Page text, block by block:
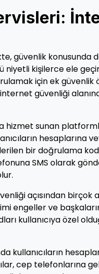
güvenlik konusunda
niyetli kişilerce ele
için ek
güvenliği
hizmet sunan
hesaplarına
bir doğrulama
SMS olarak
açısından birçok
engeller ve
kullanıcıya özel
kullanıcıların
cep telefonlarına